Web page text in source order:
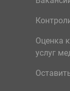
Оценка
услуг